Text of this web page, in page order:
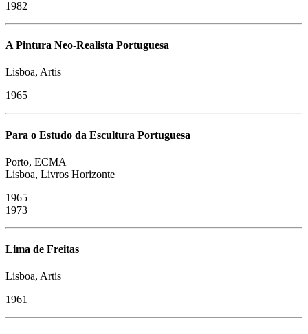
1982
​A Pintura Neo-Realista Portuguesa
Lisboa, Artis
1965
Para o Estudo da Escultura Portuguesa
Porto, ECMA
Lisboa, Livros Horizonte
1965
1973
Lima de Freitas
Lisboa, Artis
1961